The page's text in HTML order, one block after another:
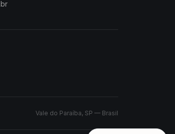
Vale do Paraíba, SP — Brasil